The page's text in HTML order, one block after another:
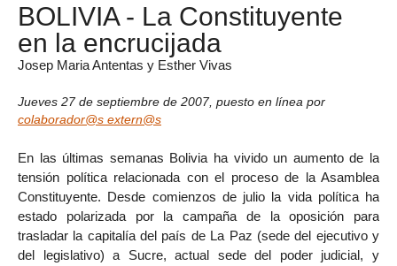
BOLIVIA - La Constituyente
en la encrucijada
Josep Maria Antentas y Esther Vivas
Jueves 27 de septiembre de 2007, puesto en línea por
colaborador@s extern@s
En las últimas semanas Bolivia ha vivido un aumento de la
tensión política relacionada con el proceso de la Asamblea
Constituyente. Desde comienzos de julio la vida política ha
estado polarizada por la campaña de la oposición para
trasladar la capitalía del país de La Paz (sede del ejecutivo y
del legislativo) a Sucre, actual sede del poder judicial, y